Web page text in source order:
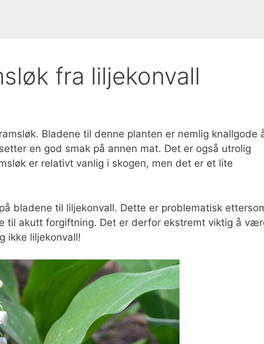
fra liljekonvall
Bladene til denne planten er nemlig knallgode
en god smak på annen mat. Det er også utrolig
er relativt vanlig i skogen, men det er et lite
bladene til liljekonvall. Dette er problematisk
til akutt forgiftning. Det er derfor ekstremt viktig å
ikke liljekonvall!